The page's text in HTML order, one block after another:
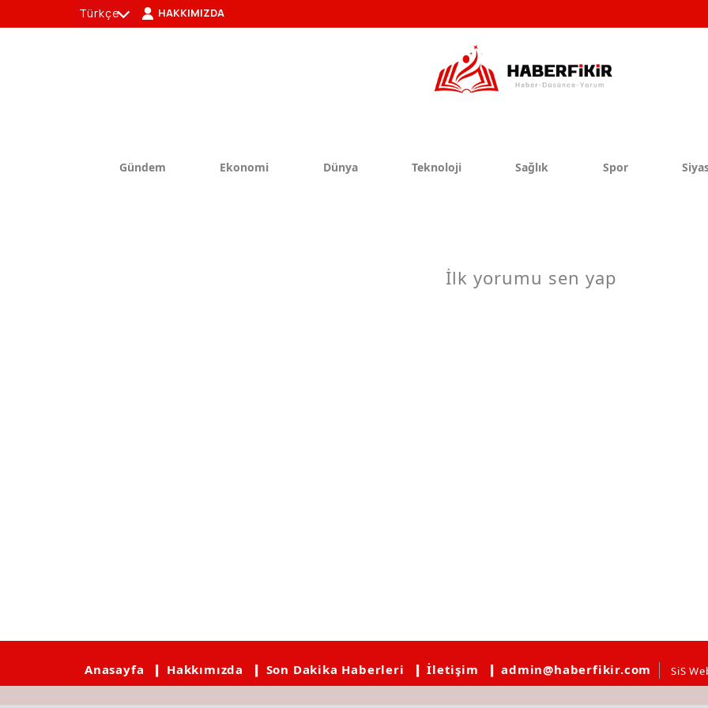
Gündem Ekonomi Dünya Teknoloji Sağlık Spor
İlk yorumu sen yap
Türkçe
HAKKIMIZDA
Anasayfa ❙ Hakkımızda ❙ Son Dakika Haberleri ❙ İletişim ❙ admin@haberfikir.com SiS